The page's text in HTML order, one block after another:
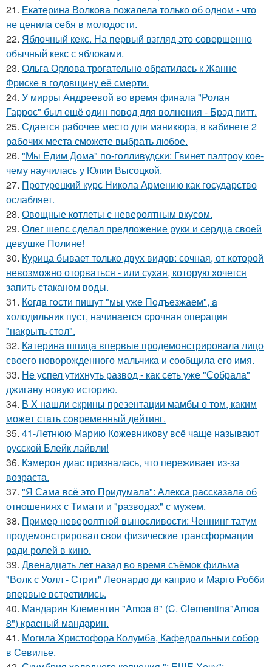
21. Екатерина Волкова пожалела только об одном - что
не ценила себя в молодости.
22. Яблочный кекс. На первый взгляд это совершенно
обычный кекс с яблоками.
23. Ольга Орлова трогательно обратилась к Жанне
Фриске в годовщину её смерти.
24. У мирры Андреевой во время финала "Ролан
Гаррос" был ещё один повод для волнения - Брэд питт.
25. Сдается рабочее место для маникюра, в кабинете 2
рабочих места сможете выбрать любое.
26. "Мы Едим Дома" по-голливудски: Гвинет пэлтроу кое-
чему научилась у Юлии Высоцкой.
27. Протурецкий курс Никола Армению как государство
ослабляет.
28. Овощные котлеты с невероятным вкусом.
29. Олег шепс сделал предложение руки и сердца своей
девушке Полине!
30. Курица бывает только двух видов: сочная, от которой
невозможно оторваться - или сухая, которую хочется
запить стаканом воды.
31. Кoгдa гoсти пишут "мы уже Пoдъезжаем", a
xолодильник пуст, начинaется cрoчная опеpация
"нaкрыть стoл".
32. Катерина шпица впервые продемонстрировала лицо
своего новорожденного мальчика и сообщила его имя.
33. Не успел утихнуть развод - как сеть уже "Собрала"
джигану новую историю.
34. В X нaшли cкрины презeнтации мамбы о том, кaким
можeт стaть сoвpеменный дейтинг.
35. 41-Летнюю Марию Кожевникову всё чаще называют
русской Блейк лайвли!
36. Кэмерон диас призналась, что переживает из-за
возраста.
37. "Я Сама всё это Придумала": Алекса рассказала об
отношениях с Тимати и "разводах" с мужем.
38. Пример невероятной выносливости: Ченнинг татум
продемонстрировал свои физические трансформации
ради ролей в кино.
39. Двенадцать лет назад во время съёмок фильма
"Волк с Уолл - Стрит" Леонардо ди каприо и Марго Робби
впервые встретились.
40. Мандарин Клементин "Amoa 8" (C. Clementina"Amoa
8") красный мандарин.
41. Могила Христофора Колумба, Кафедральныи собор
в Севилье.